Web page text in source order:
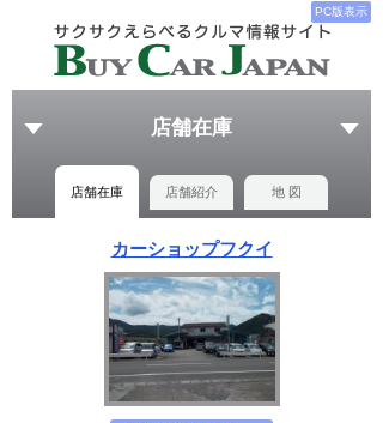
PC版表示
店舗在庫
店舗在庫 店舗紹介 地 図
カーショップフクイ